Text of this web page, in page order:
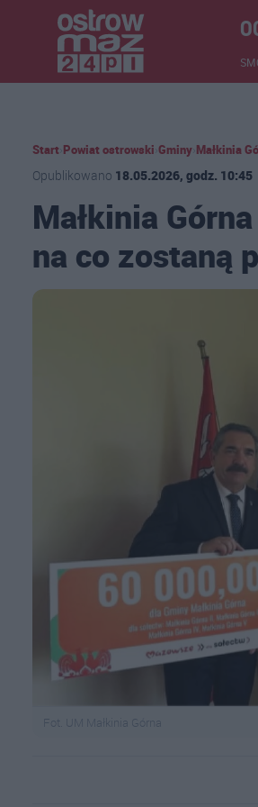
Start Powiat ostrowski Gminy Małkinia
Opublikowano 18.05.2026, godz. 10:45
Małkinia
na co zostaną
Fot. UM Małkinia Górna